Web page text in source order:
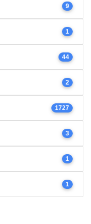
9
1
44
2
1727
3
1
1